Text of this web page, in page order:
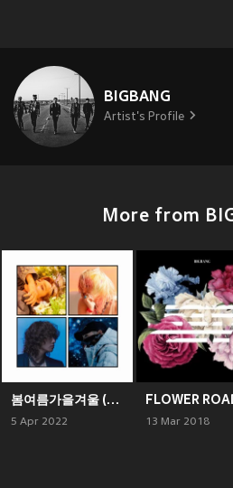
BIGBANG
Artist's Profile
More from
봄여름가을겨울 (Still Life)
5 Apr 2022
FLOWER
13 Mar 2018